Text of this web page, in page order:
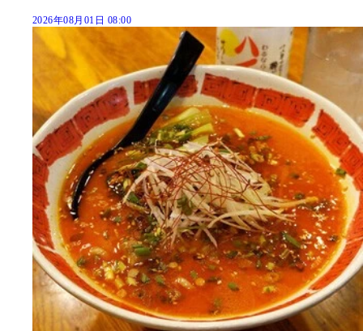
2026年08月01日 08:00